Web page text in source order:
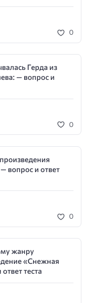
0
Герда из
— вопрос и
0
вопрос и ответ
0
жанру
«Снежная
теста